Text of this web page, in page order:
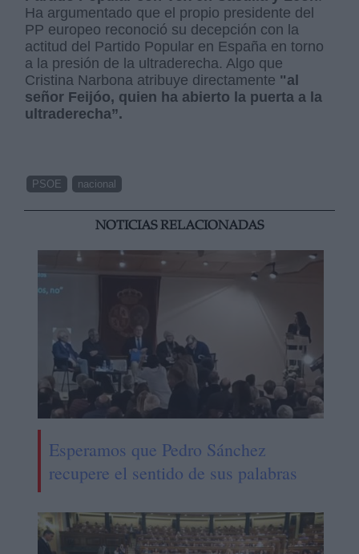
Ha argumentado que el propio presidente del
PP europeo reconoció su decepción con la
actitud del Partido Popular en España en torno
a la presión de la ultraderecha. Algo que
Cristina Narbona atribuye directamente "al
señor Feijóo, quien ha abierto la puerta a la
ultraderecha”.
PSOE nacional
NOTICIAS RELACIONADAS
Esperamos que Pedro Sánchez
recupere el sentido de sus palabras